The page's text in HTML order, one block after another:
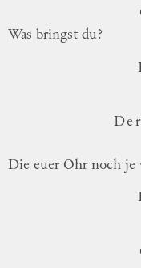
Was bringst du?
Die euer Ohr noch je